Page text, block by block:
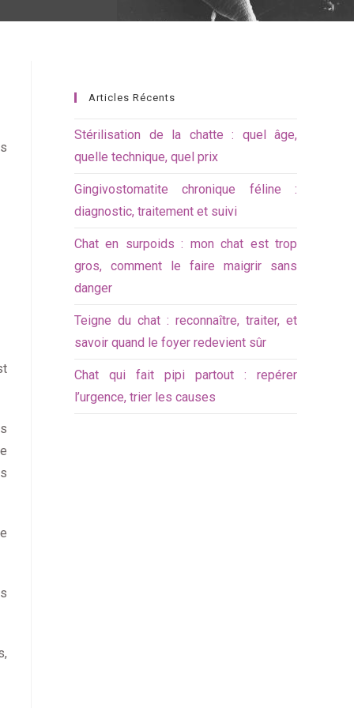
Articles Récents
Stérilisation de la chatte : quel âge,
quelle technique, quel prix
Gingivostomatite chronique féline :
diagnostic, traitement et suivi
Chat en surpoids : mon chat est trop
gros, comment le faire maigrir sans
danger
Teigne du chat : reconnaître, traiter, et
savoir quand le foyer redevient sûr
Chat qui fait pipi partout : repérer
l’urgence, trier les causes